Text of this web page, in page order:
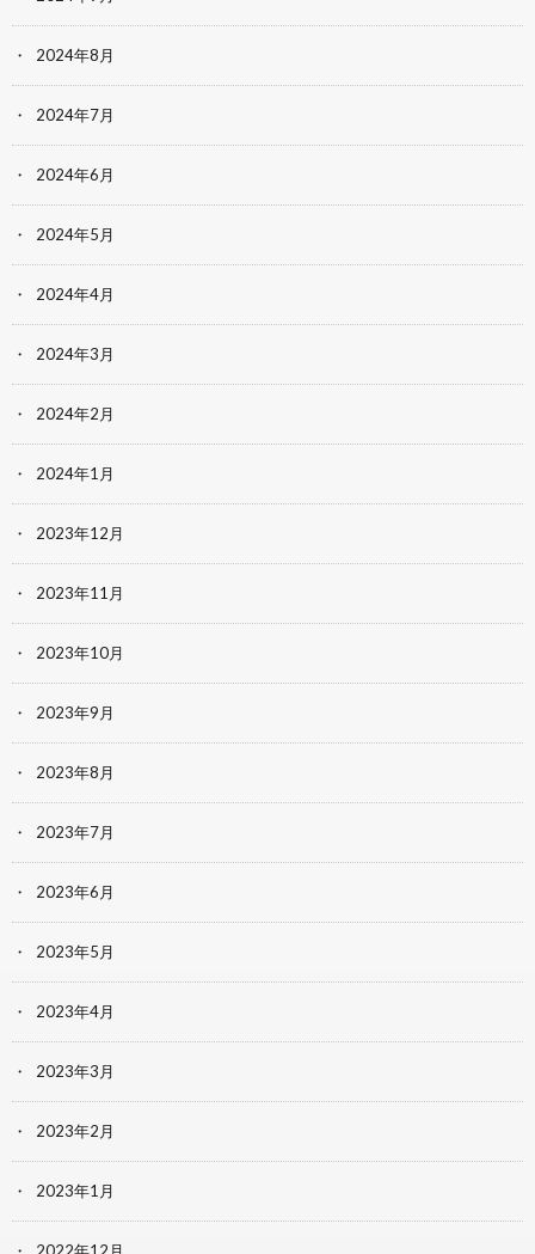
2024年8月
2024年7月
2024年6月
2024年5月
2024年4月
2024年3月
2024年2月
2024年1月
2023年12月
2023年11月
2023年10月
2023年9月
2023年8月
2023年7月
2023年6月
2023年5月
2023年4月
2023年3月
2023年2月
2023年1月